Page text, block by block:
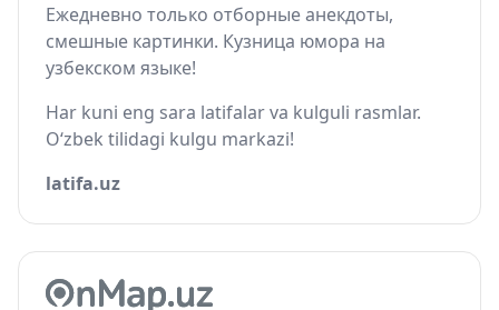
Ежедневно только отборные анекдоты,
смешные картинки. Кузница юмора на
узбекском языке!
Har kuni eng sara latifalar va kulguli rasmlar.
O‘zbek tilidagi kulgu markazi!
latifa.uz